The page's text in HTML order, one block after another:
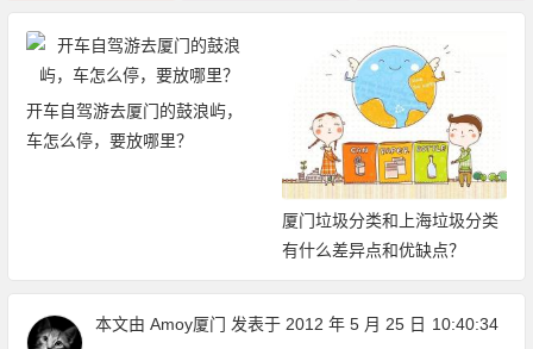
2019厦门旅游年卡：免费、无
限次畅玩厦门21大景区
本文由 Amoy厦门 发表于 2012 年 5 月 25 日 10:40:34